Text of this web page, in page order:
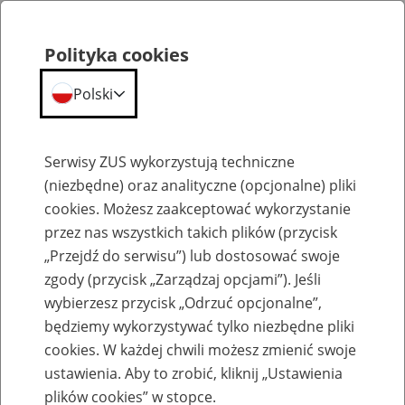
Szkolenia
Zaproś ZUS do siebie: Aktywni 50+
Polityka cookies
Polski
Serwisy ZUS wykorzystują techniczne
(niezbędne) oraz analityczne (opcjonalne) pliki
cookies. Możesz zaakceptować wykorzystanie
przez nas wszystkich takich plików (przycisk
„Przejdź do serwisu”) lub dostosować swoje
zgody (przycisk „Zarządzaj opcjami”). Jeśli
wybierzesz przycisk „Odrzuć opcjonalne”,
będziemy wykorzystywać tylko niezbędne pliki
cookies. W każdej chwili możesz zmienić swoje
ustawienia. Aby to zrobić, kliknij „Ustawienia
plików cookies” w stopce.